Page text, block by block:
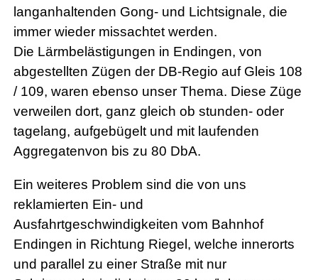
langanhaltenden Gong- und Lichtsignale, die
immer wieder missachtet werden.
Die Lärmbelästigungen in Endingen, von
abgestellten Zügen der DB-Regio auf Gleis 108
/ 109, waren ebenso unser Thema. Diese Züge
verweilen dort, ganz gleich ob stunden- oder
tagelang, aufgebügelt und mit laufenden
Aggregatenvon bis zu 80 DbA.
Ein weiteres Problem sind die von uns
reklamierten Ein- und
Ausfahrtgeschwindigkeiten vom Bahnhof
Endingen in Richtung Riegel, welche innerorts
und parallel zu einer Straße mit nur